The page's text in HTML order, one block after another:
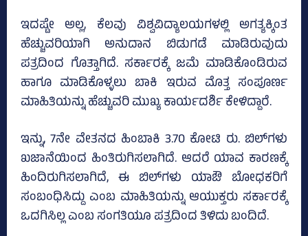
ಇದಷ್ಟೇ ಅಲ್ಲ, ಕೆಲವು ವಿಶ್ವವಿದ್ಯಾಲಯಗಳಲ್ಲಿ ಅಗತ್ಯಕ್ಕಿಂತ
ಹೆಚ್ಚುವರಿಯಾಗಿ ಅನುದಾನ ಬಿಡುಗಡೆ ಮಾಡಿರುವುದು
ಪತ್ರದಿಂದ ಗೊತ್ತಾಗಿದೆ. ಸರ್ಕಾರಕ್ಕೆ ಜಮೆ ಮಾಡಿಕೊಂಡಿರುವ
ಹಾಗೂ ಮಾಡಿಕೊಳ್ಳಲು ಬಾಕಿ ಇರುವ ಮೊತ್ತ ಸಂಪೂರ್ಣ
ಮಾಹಿತಿಯನ್ನು ಹೆಚ್ಚುವರಿ ಮುಖ್ಯ ಕಾರ್ಯದರ್ಶಿ ಕೇಳಿದ್ದಾರೆ.
ಇನ್ನು, 7ನೇ ವೇತನದ ಹಿಂಬಾಕಿ 3.70 ಕೋಟಿ ರು. ಬಿಲ್‌ಗಳು
ಖಜಾನೆಯಿಂದ ಹಿಂತಿರುಗಿಸಲಾಗಿದೆ. ಆದರೆ ಯಾವ ಕಾರಣಕ್ಕೆ
ಹಿಂದಿರುಗಿಸಲಾಗಿದೆ, ಈ ಬಿಲ್‌ಗಳು ಯಾಔ ಬೋಧಕರಿಗೆ
ಸಂಬಂಧಿಸಿದ್ದು ಎಂಬ ಮಾಹಿತಿಯನ್ನು ಆಯುಕ್ತರು ಸರ್ಕಾರಕ್ಕೆ
ಒದಗಿಸಿಲ್ಲ ಎಂಬ ಸಂಗತಿಯೂ ಪತ್ರದಿಂದ ತಿಳಿದು ಬಂದಿದೆ.